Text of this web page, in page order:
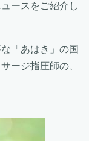
ースをご紹介し
「あはき」の国
ージ指圧師の、